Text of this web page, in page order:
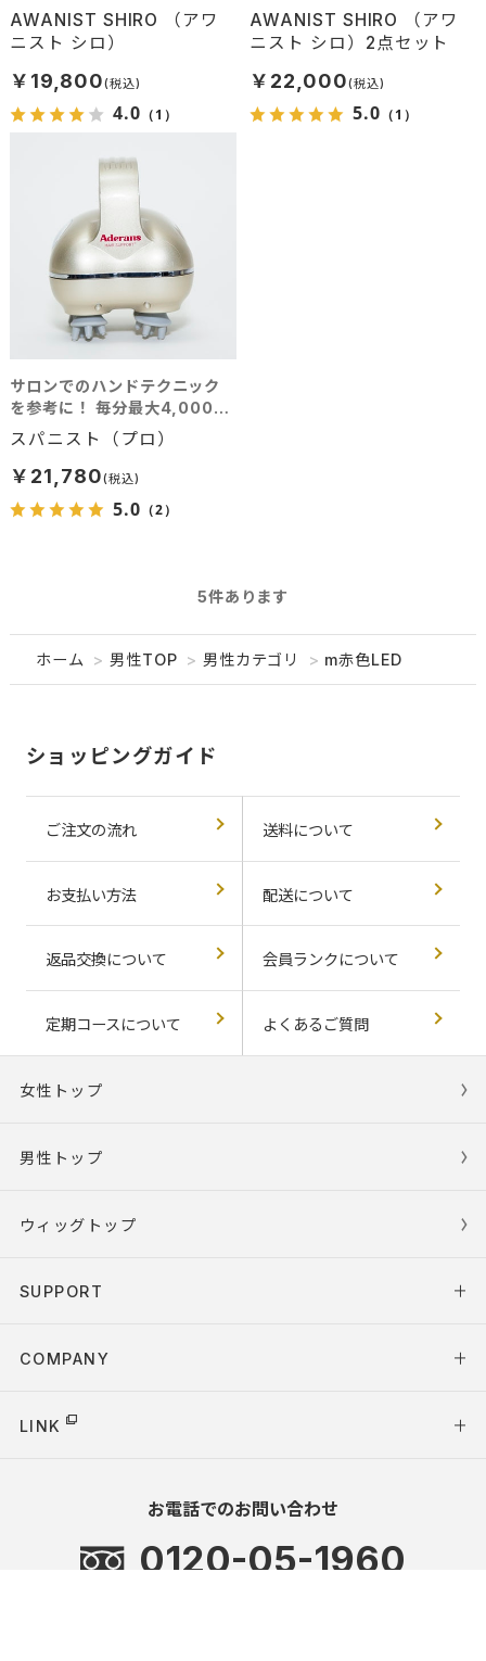
AWANIST SHIRO （アワ
ニスト シロ）
￥19,800
4.0 （1）
AWANIST SHIRO （アワ
ニスト シロ）2点セット
プー
￥22,000
5.0 （1）
スパニスト（プロ）
サロンでのハンドテクニック
を参考に！ 毎分最大4,000タ
ッチで確実な揉みだしを再
現！ 優雅なバスタイムを演出
するアイテム！
￥21,780
5.0 （2）
5件あります
ホーム > 男性TOP > 男性カテゴリ > m赤色LED
ショッピングガイド
ご注文の流れ 送料について
お支払い方法 配送について
返品交換について 会員ランクについて
定期コースについて よくあるご質問
女性トップ
男性トップ
ウィッグトップ
SUPPORT
COMPANY
LINK
お電話でのお問い合わせ
0120-05-1960